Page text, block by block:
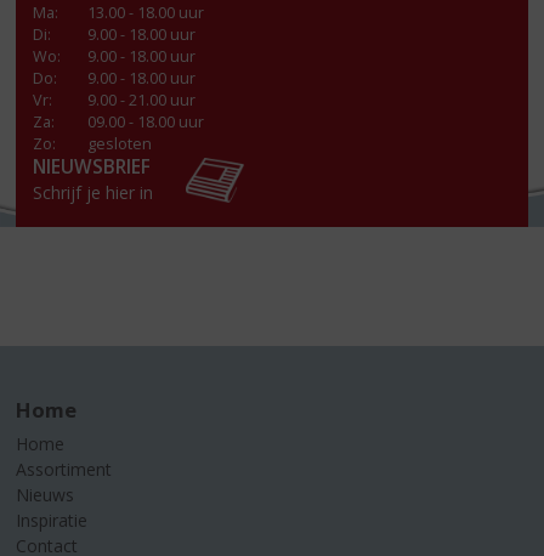
Ma:
13.00 - 18.00 uur
Di:
9.00 - 18.00 uur
Wo:
9.00 - 18.00 uur
Do:
9.00 - 18.00 uur
Vr:
9.00 - 21.00 uur
Za:
09.00 - 18.00 uur
Zo:
gesloten
NIEUWSBRIEF
Schrijf je hier in
Home
Home
Assortiment
Nieuws
Inspiratie
Contact